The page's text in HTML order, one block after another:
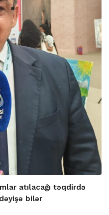
atılacağı təqdirdə
bilər